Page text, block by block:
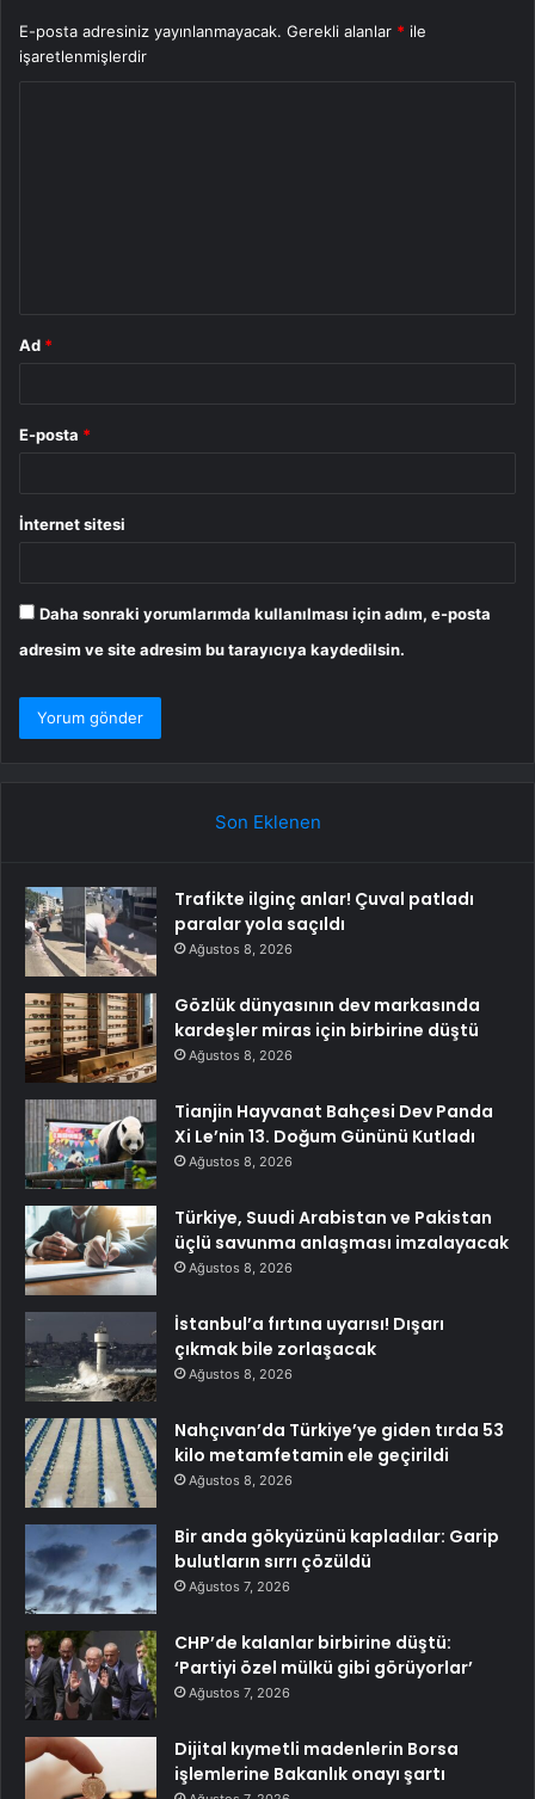
E-posta adresiniz yayınlanmayacak. Gerekli alanlar * ile
işaretlenmişlerdir
Ad *
E-posta *
İnternet sitesi
Daha sonraki yorumlarımda kullanılması için adım, e-posta
adresim ve site adresim bu tarayıcıya kaydedilsin.
Son Eklenen
Trafikte ilginç anlar! Çuval patladı
paralar yola saçıldı
Ağustos 8, 2026
Gözlük dünyasının dev markasında
kardeşler miras için birbirine düştü
Ağustos 8, 2026
Tianjin Hayvanat Bahçesi Dev Panda
Xi Le’nin 13. Doğum Gününü Kutladı
Ağustos 8, 2026
Türkiye, Suudi Arabistan ve Pakistan
üçlü savunma anlaşması imzalayacak
Ağustos 8, 2026
İstanbul’a fırtına uyarısı! Dışarı
çıkmak bile zorlaşacak
Ağustos 8, 2026
Nahçıvan’da Türkiye’ye giden tırda 53
kilo metamfetamin ele geçirildi
Ağustos 8, 2026
Bir anda gökyüzünü kapladılar: Garip
bulutların sırrı çözüldü
Ağustos 7, 2026
CHP’de kalanlar birbirine düştü:
‘Partiyi özel mülkü gibi görüyorlar’
Ağustos 7, 2026
Dijital kıymetli madenlerin Borsa
işlemlerine Bakanlık onayı şartı